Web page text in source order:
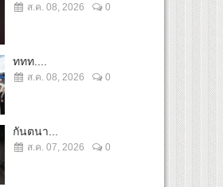
ส.ค. 08, 2026 0
ททท....
ส.ค. 08, 2026 0
กันตนา...
ส.ค. 07, 2026 0